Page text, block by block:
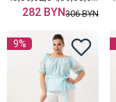
282 BYN306 BYN
9%